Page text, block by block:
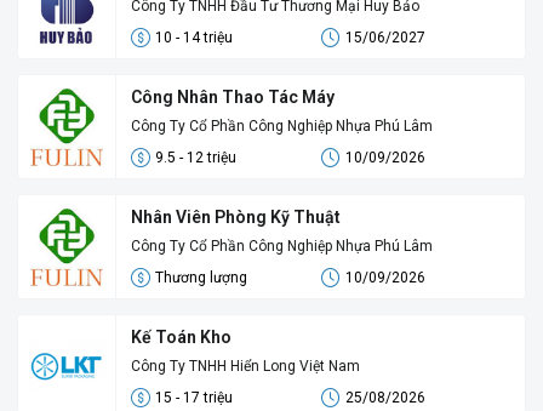
Công Ty TNHH Đầu Tư Thương Mại Huy Bảo
10 - 14 triệu
15/06/2027
Công Nhân Thao Tác Máy
Công Ty Cổ Phần Công Nghiệp Nhựa Phú Lâm
9.5 - 12 triệu
10/09/2026
Nhân Viên Phòng Kỹ Thuật
Công Ty Cổ Phần Công Nghiệp Nhựa Phú Lâm
Thương lượng
10/09/2026
Kế Toán Kho
Công Ty TNHH Hiển Long Việt Nam
15 - 17 triệu
25/08/2026